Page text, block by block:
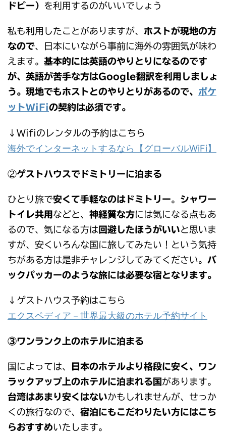
ドビー） を利用するのがいいでしょう
私も利用したことがありますが、 ホストが現地の方
なので、日本にいながら事前に海外の雰囲気が味わ
えます。 基本的には英語のやりとりになるのです
が、英語が苦手な方はGoogle翻訳を利用しましょ
う。 現地でもホストとのやりとりがあるので、 ポケ
ットWiFiの契約は必須です。
↓Wifiのレンタルの予約はこちら
海外でインターネットするなら【グローバルWiFi】
②ゲストハウスでドミトリーに泊まる
ひとり旅で安くて手軽なのはドミトリー。 シャワー
トイレ共用 などと、 神経質な方には気になる点もあ
るので、気になる方は 回避したほうがいいと思いま
すが、安くいろんな国に旅してみたい！という気持
ちがある方は是非チャレンジしてみてください。 バ
ックパッカーのような旅には必要な宿となります。
↓ゲストハウス予約はこちら
エクスペディア－世界最大級のホテル予約サイト
③ワンランク上のホテルに泊まる
国によっては、
日本のホテルより格段に安く、ワン
ラックアップ上のホテルに泊まれる国 があります。
台湾はあまり安くはないかもしれませんが、せっか
くの旅行なので、 宿泊にもこだわりたい方にはこち
らおすすめいたします。